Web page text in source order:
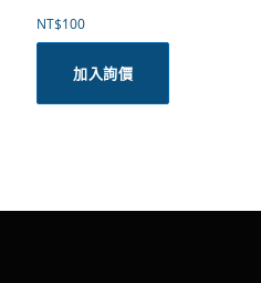
NT$100
加入詢價